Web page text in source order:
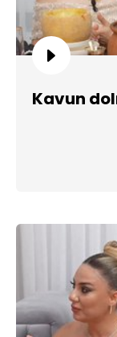
Kavun